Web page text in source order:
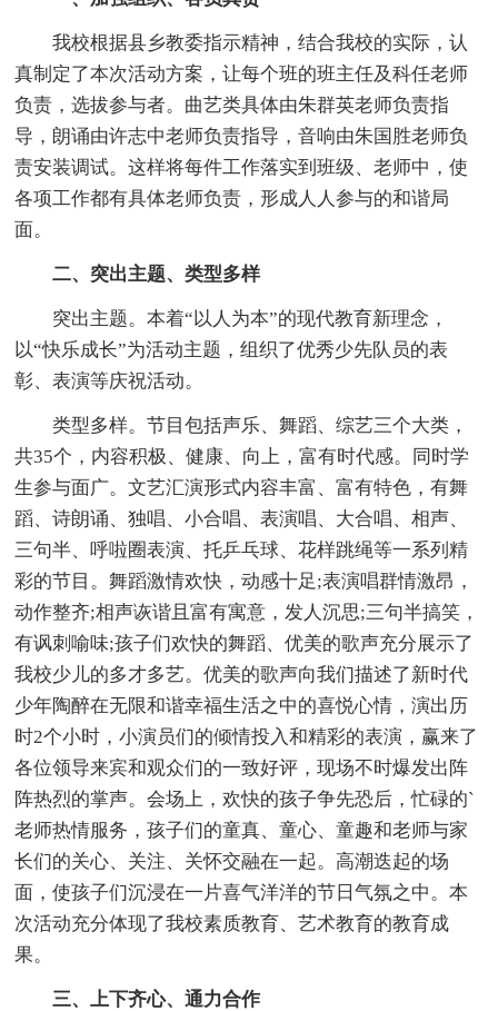
我校根据县乡教委指示精神，结合我校的实际，认
真制定了本次活动方案，让每个班的班主任及科任老师
负责，选拔参与者。曲艺类具体由朱群英老师负责指
导，朗诵由许志中老师负责指导，音响由朱国胜老师负
责安装调试。这样将每件工作落实到班级、老师中，使
各项工作都有具体老师负责，形成人人参与的和谐局
面。
二、突出主题、类型多样
突出主题。本着“以人为本”的现代教育新理念，
以“快乐成长”为活动主题，组织了优秀少先队员的表
彰、表演等庆祝活动。
类型多样。节目包括声乐、舞蹈、综艺三个大类，
共35个，内容积极、健康、向上，富有时代感。同时学
生参与面广。文艺汇演形式内容丰富、富有特色，有舞
蹈、诗朗诵、独唱、小合唱、表演唱、大合唱、相声、
三句半、呼啦圈表演、托乒乓球、花样跳绳等一系列精
彩的节目。舞蹈激情欢快，动感十足;表演唱群情激昂，
动作整齐;相声诙谐且富有寓意，发人沉思;三句半搞笑，
有讽刺喻味;孩子们欢快的舞蹈、优美的歌声充分展示了
我校少儿的多才多艺。优美的歌声向我们描述了新时代
少年陶醉在无限和谐幸福生活之中的喜悦心情，演出历
时2个小时，小演员们的倾情投入和精彩的表演，赢来了
各位领导来宾和观众们的一致好评，现场不时爆发出阵
阵热烈的掌声。会场上，欢快的孩子争先恐后，忙碌的`
老师热情服务，孩子们的童真、童心、童趣和老师与家
长们的关心、关注、关怀交融在一起。高潮迭起的场
面，使孩子们沉浸在一片喜气洋洋的节日气氛之中。本
次活动充分体现了我校素质教育、艺术教育的教育成
果。
三、上下齐心、通力合作